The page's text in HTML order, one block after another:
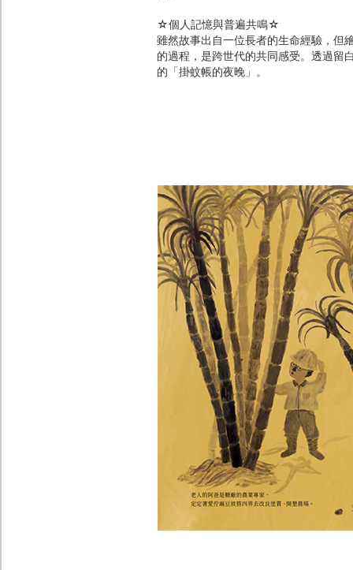
☆個人記憶與普遍共鳴☆
雖然故事出自一位長者的生命經驗，但
的過程，是跨世代的共同感受。透過留
的「掛蚊帳的夜晚」。